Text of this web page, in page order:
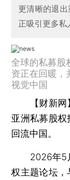
更清晰的退出
正吸引更多私
全球的私募股
资正在回暖，
视觉中国
【财新网
亚洲私募股
回流中国。
2026年5月
权主题论坛